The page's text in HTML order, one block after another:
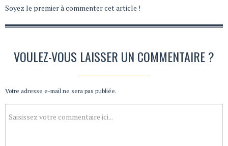
Soyez le premier à commenter cet article !
VOULEZ-VOUS LAISSER UN COMMENTAIRE ?
Votre adresse e-mail ne sera pas publiée.